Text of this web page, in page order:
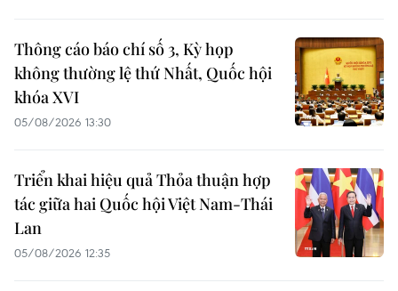
Thông cáo báo chí số 3, Kỳ họp
không thường lệ thứ Nhất, Quốc hội
khóa XVI
05/08/2026 13:30
Triển khai hiệu quả Thỏa thuận hợp
tác giữa hai Quốc hội Việt Nam-Thái
Lan
05/08/2026 12:35